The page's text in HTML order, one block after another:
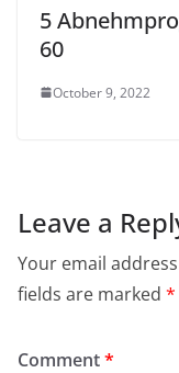
5
60
October 9, 2022
Leave a
Your email
fields are marked *
Comment*